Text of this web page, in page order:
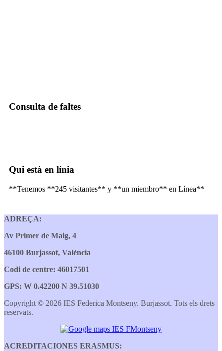
Consulta de faltes
Qui està en línia
**Tenemos **245 visitantes** y **un miembro** en Línea**
ADREÇA:
Av Primer de Maig, 4
46100 Burjassot, València
Codi de centre: 46017501
GPS: W 0.42200 N 39.51030
Copyright © 2026 IES Federica Montseny. Burjassot. Tots els drets
reservats.
ACREDITACIONES ERASMUS: